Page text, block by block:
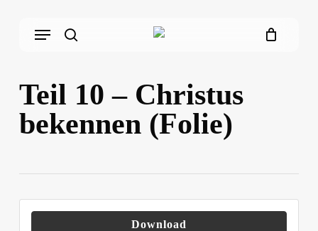
Menu
Teil 10 – Christus
bekennen (Folie)
Download